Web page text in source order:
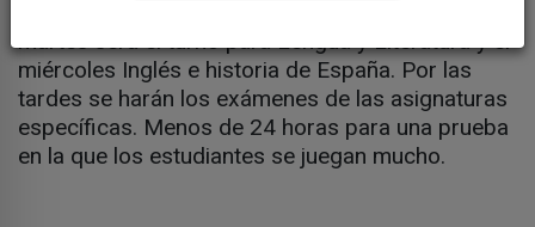
martes será el turno para Lengua y Literatura y el
miércoles Inglés e historia de España. Por las
tardes se harán los exámenes de las asignaturas
específicas. Menos de 24 horas para una prueba
en la que los estudiantes se juegan mucho.